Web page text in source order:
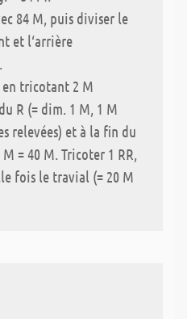
84 M, puis diviser le
et l‘arrière
en tricotant 2 M
R (= dim. 1 M, 1 M
relevées) et à la fin du
= 40 M. Tricoter 1 RR,
fois le travial (= 20 M